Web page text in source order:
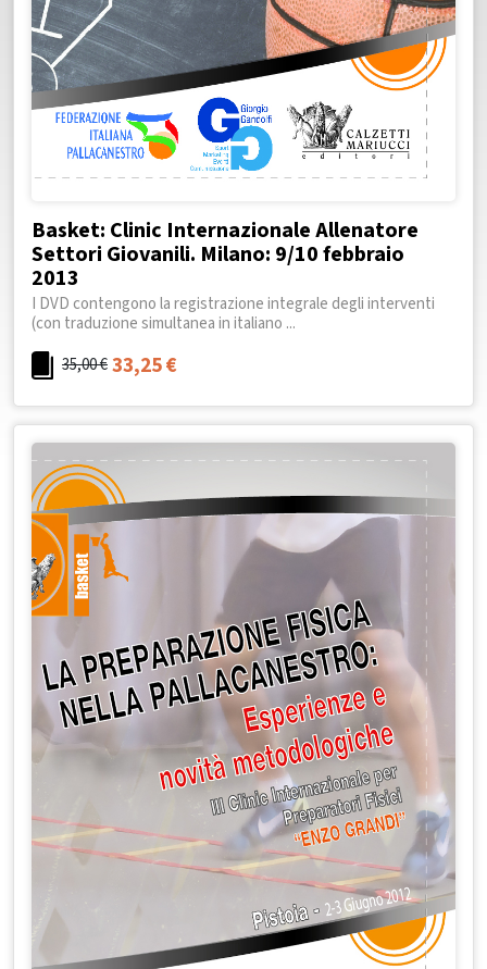
Basket: Clinic Internazionale Allenatore
Settori Giovanili. Milano: 9/10 febbraio
2013
I DVD contengono la registrazione integrale degli interventi
(con traduzione simultanea in italiano ...
35,00€33,25€